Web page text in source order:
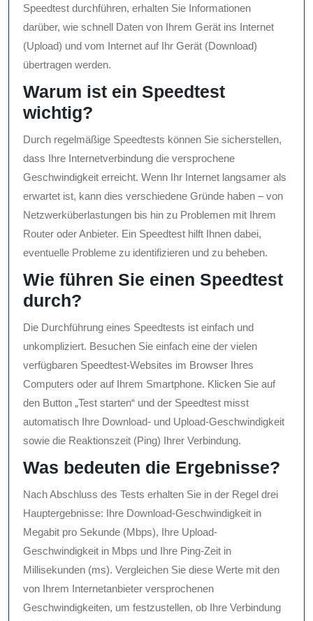
Speedtest durchführen, erhalten Sie Informationen
darüber, wie schnell Daten von Ihrem Gerät ins Internet
(Upload) und vom Internet auf Ihr Gerät (Download)
übertragen werden.
Warum ist ein Speedtest
wichtig?
Durch regelmäßige Speedtests können Sie sicherstellen,
dass Ihre Internetverbindung die versprochene
Geschwindigkeit erreicht. Wenn Ihr Internet langsamer als
erwartet ist, kann dies verschiedene Gründe haben – von
Netzwerküberlastungen bis hin zu Problemen mit Ihrem
Router oder Anbieter. Ein Speedtest hilft Ihnen dabei,
eventuelle Probleme zu identifizieren und zu beheben.
Wie führen Sie einen Speedtest
durch?
Die Durchführung eines Speedtests ist einfach und
unkompliziert. Besuchen Sie einfach eine der vielen
verfügbaren Speedtest-Websites im Browser Ihres
Computers oder auf Ihrem Smartphone. Klicken Sie auf
den Button „Test starten“ und der Speedtest misst
automatisch Ihre Download- und Upload-Geschwindigkeit
sowie die Reaktionszeit (Ping) Ihrer Verbindung.
Was bedeuten die Ergebnisse?
Nach Abschluss des Tests erhalten Sie in der Regel drei
Hauptergebnisse: Ihre Download-Geschwindigkeit in
Megabit pro Sekunde (Mbps), Ihre Upload-
Geschwindigkeit in Mbps und Ihre Ping-Zeit in
Millisekunden (ms). Vergleichen Sie diese Werte mit den
von Ihrem Internetanbieter versprochenen
Geschwindigkeiten, um festzustellen, ob Ihre Verbindung